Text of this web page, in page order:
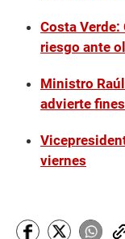
Costa
riesgo ante
Ministro
advierte
viernes